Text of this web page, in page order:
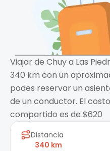
Viajar de Chuy a Las
340 km con un
podes reservar un
de un conductor. El
compartido es de $620
Distancia
340 km